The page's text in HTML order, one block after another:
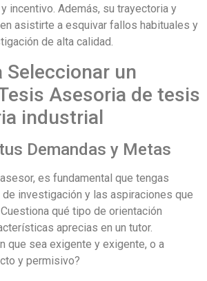
incentivo. Además, su trayectoria y
asistirte a esquivar fallos habituales y
de alta calidad.
Seleccionar un
Asesoria de tesis
industrial
Demandas y Metas
es fundamental que tengas
investigación y las aspiraciones que
qué tipo de orientación
aprecias en un tutor.
que sea exigente y exigente, o a
y permisivo?